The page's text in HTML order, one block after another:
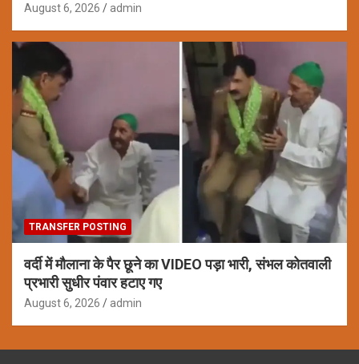
August 6, 2026 admin
TRANSFER POSTING
वर्दी में मौलाना के पैर छूने का VIDEO पड़ा भारी, संभल कोतवाली
प्रभारी सुधीर पंवार हटाए गए
August 6, 2026 admin